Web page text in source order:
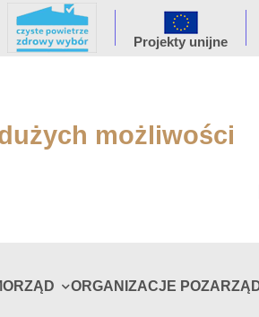
Projekty unijne
możliwości
ORGANIZACJE